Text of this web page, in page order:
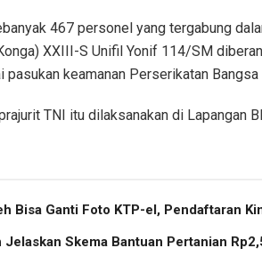
467 personel yang tergabung
XXIII-S Unifil Yonif 114/SM
pasukan keamanan Perserikatan Bangsa
TNI itu dilaksanakan di Lapangan
Bisa Ganti Foto KTP-el, Pendaftaran
Skema Bantuan Pertanian